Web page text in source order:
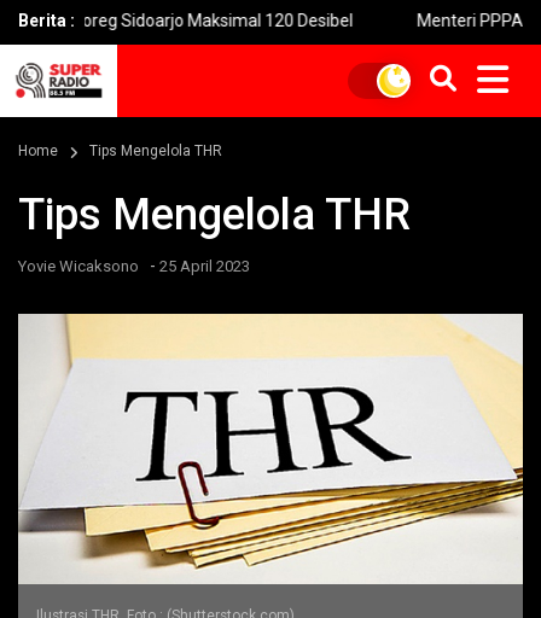
Berita :
Sidoarjo Maksimal 120 Desibel Menteri PPPA: Festival
Home Tips Mengelola THR
Tips Mengelola THR
Yovie Wicaksono - 25 April 2023